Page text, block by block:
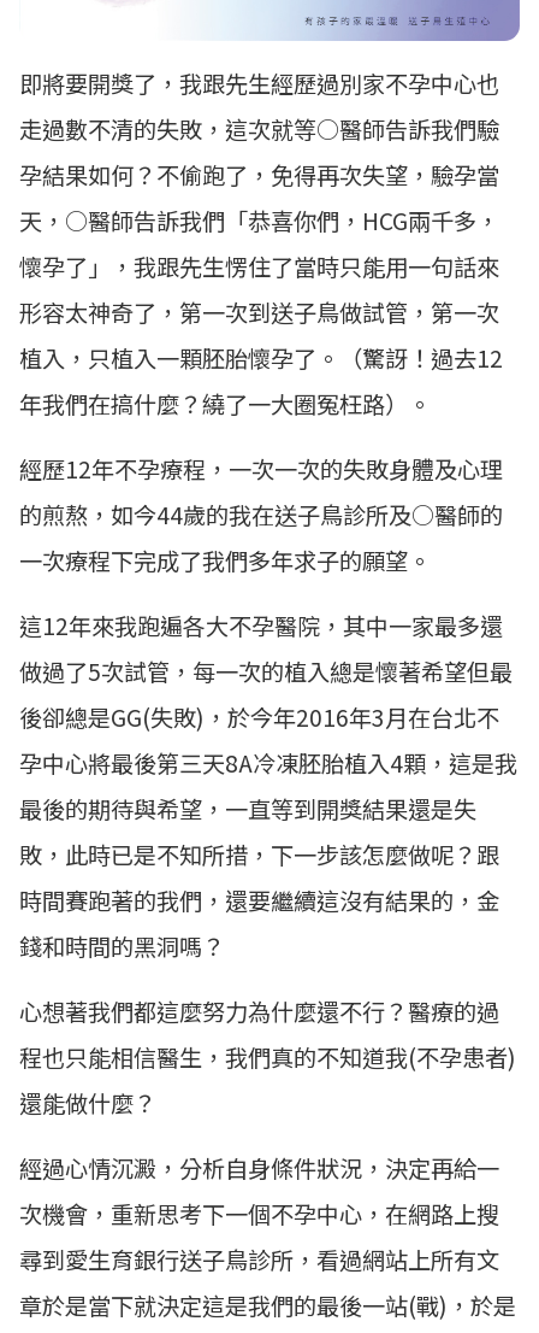
即將要開獎了，我跟先生經歷過別家不孕中心也
走過數不清的失敗，這次就等○醫師告訴我們驗
孕結果如何？不偷跑了，免得再次失望，驗孕當
天，○醫師告訴我們「恭喜你們，HCG兩千多，
懷孕了」，我跟先生愣住了當時只能用一句話來
形容太神奇了，第一次到送子鳥做試管，第一次
植入，只植入一顆胚胎懷孕了。（驚訝！過去12
年我們在搞什麼？繞了一大圈冤枉路）。
經歷12年不孕療程，一次一次的失敗身體及心理
的煎熬，如今44歲的我在送子鳥診所及○醫師的
一次療程下完成了我們多年求子的願望。
這12年來我跑遍各大不孕醫院，其中一家最多還
做過了5次試管，每一次的植入總是懷著希望但最
後卻總是GG(失敗)，於今年2016年3月在台北不
孕中心將最後第三天8A冷凍胚胎植入4顆，這是我
最後的期待與希望，一直等到開獎結果還是失
敗，此時已是不知所措，下一步該怎麼做呢？跟
時間賽跑著的我們，還要繼續這沒有結果的，金
錢和時間的黑洞嗎？
心想著我們都這麼努力為什麼還不行？醫療的過
程也只能相信醫生，我們真的不知道我(不孕患者)
還能做什麼？
經過心情沉澱，分析自身條件狀況，決定再給一
次機會，重新思考下一個不孕中心，在網路上搜
尋到愛生育銀行送子鳥診所，看過網站上所有文
章於是當下就決定這是我們的最後一站(戰)，於是